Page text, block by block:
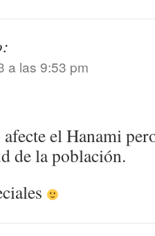
a las 9:53 pm
el Hanami
de la población.